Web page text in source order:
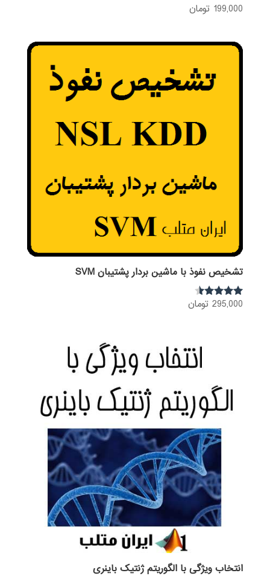
نمره
199,000 تومان
تشخیص نفوذ با ماشین بردار پشتیبان SVM
نمره
295,000 تومان
انتخاب ویژگی با الگوریتم ژنتیک باینری